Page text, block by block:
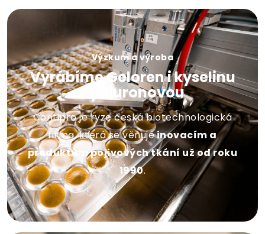
Výzkum a výroba
Vyrábíme Geloren i kyselinu
hyaluronovou
Contipro je ryze česká biotechnologická
firma, která se věnujeinovacím a
produktům pojivových tkání už od roku
1990.